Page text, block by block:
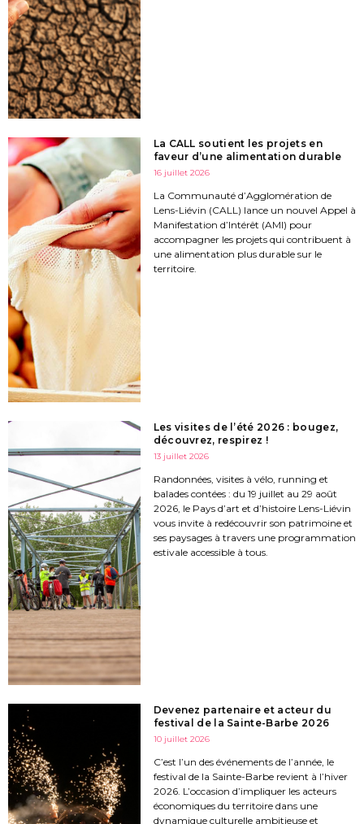
La CALL soutient les projets en
faveur d’une alimentation durable
16 juillet 2026
La Communauté d’Agglomération de
Lens-Liévin (CALL) lance un nouvel Appel à
Manifestation d’Intérêt (AMI) pour
accompagner les projets qui contribuent à
une alimentation plus durable sur le
territoire.
Les visites de l’été 2026 : bougez,
découvrez, respirez !
13 juillet 2026
Randonnées, visites à vélo, running et
balades contées : du 19 juillet au 29 août
2026, le Pays d’art et d’histoire Lens-Liévin
vous invite à redécouvrir son patrimoine et
ses paysages à travers une programmation
estivale accessible à tous.
Devenez partenaire et acteur du
festival de la Sainte-Barbe 2026
10 juillet 2026
C’est l’un des événements de l’année, le
festival de la Sainte-Barbe revient à l’hiver
2026. L’occasion d’impliquer les acteurs
économiques du territoire dans une
dynamique culturelle ambitieuse et